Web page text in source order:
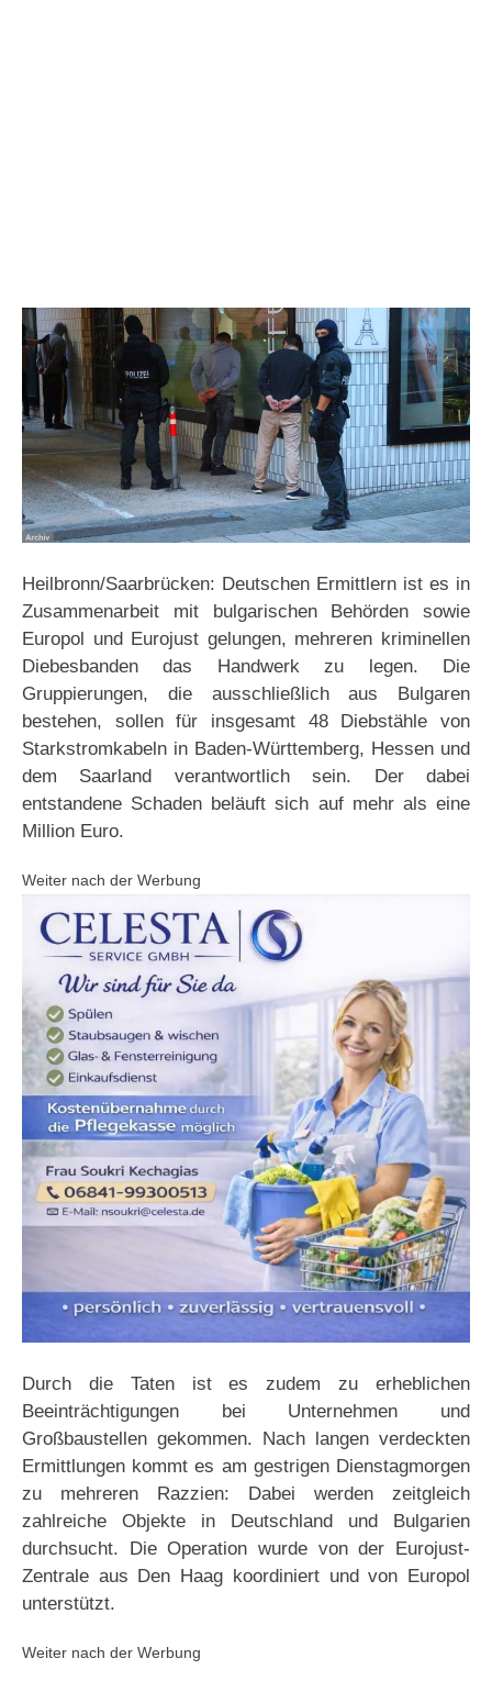
Heilbronn/Saarbrücken: Deutschen Ermittlern ist es in
Zusammenarbeit mit bulgarischen Behörden sowie
Europol und Eurojust gelungen, mehreren kriminellen
Diebesbanden das Handwerk zu legen. Die
Gruppierungen, die ausschließlich aus Bulgaren
bestehen, sollen für insgesamt 48 Diebstähle von
Starkstromkabeln in Baden-Württemberg, Hessen und
dem Saarland verantwortlich sein. Der dabei
entstandene Schaden beläuft sich auf mehr als eine
Million Euro.
Weiter nach der Werbung
Durch die Taten ist es zudem zu erheblichen
Beeinträchtigungen bei Unternehmen und
Großbaustellen gekommen. Nach langen verdeckten
Ermittlungen kommt es am gestrigen Dienstagmorgen
zu mehreren Razzien: Dabei werden zeitgleich
zahlreiche Objekte in Deutschland und Bulgarien
durchsucht. Die Operation wurde von der Eurojust-
Zentrale aus Den Haag koordiniert und von Europol
unterstützt.
Weiter nach der Werbung